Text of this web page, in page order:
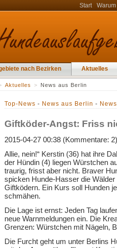
Start
nach Bezirken Aktuelles
Aktuelles > News aus Berlin
Top-News - News aus Berlin -
Giftköder-Angst: Friss
2015-04-27 00:38 (Kommentare: 2)
Allie, nein!“ Kerstin (36) hat ihre
der Hündin (4) liegen Würstchen
traurig, frisst aber nicht. Braver
spicken Hunde-Hasser die
Giftködern. Ein Kurs soll Hunden
schmähen.
Die Lage ist ernst: Jeden Tag
neue Warnmeldungen ein. Die
Grenzen: Würstchen mit Nägeln,
Die Furcht geht um unter Berlins